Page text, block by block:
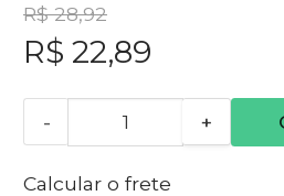
R$ 28,92
R$ 22,89
- +
Calcular o frete